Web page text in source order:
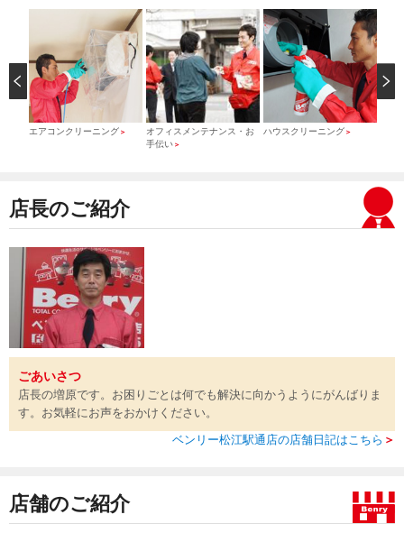
エアコンクリーニング ＞
オフィスメンテナンス・お
手伝い ＞
ハウスクリーニング ＞
店長のご紹介
ごあいさつ
店長の増原です。お困りごとは何でも解決に向かうようにがんばりま
す。お気軽にお声をおかけください。
ベンリー松江駅通店の店舗日記はこちら ＞
店舗のご紹介